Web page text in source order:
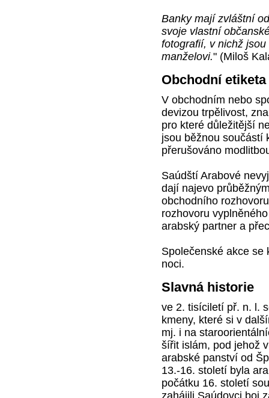
Banky mají zvláštní
svoje vlastní
fotografií, v nichž
manželovi." (Miloš
Obchodní etiketa
V obchodním nebo
devizou trpělivost,
pro které důležitější
jsou běžnou součástí
přerušováno
Saúdští Arabové
dají najevo
obchodního
rozhovoru
arabský partner a
Společenské akce se
noci.
Slavná historie
ve 2. tisíciletí př. n. l.
kmeny, které si v
mj. i na
šířit islám, pod jehož
arabské panství od
13.-16. století byla
počátku 16. století
zahájili Saúdovci boj